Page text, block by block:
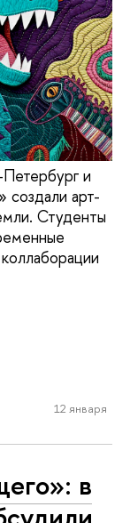
и
создали арт-
Студенты
12 января
в